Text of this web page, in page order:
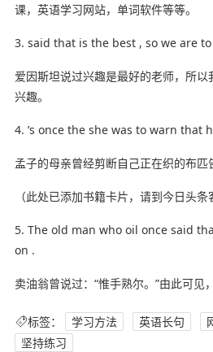
课，英语学习网站，单词软件等等。
3. said that is the best , so we are
爱因斯坦说过兴趣是最好的老师，所
兴趣。
4. ’s once the she was to warn that
孟子的母亲曾经剪断自己正在织的布匹
（此处已添加书籍卡片，请到今日头条
5. The old man who oil once said
on .
卖油翁曾说过：“惟手熟尔。”由此可见
标签： 学习方法 英语长句
坚持练习